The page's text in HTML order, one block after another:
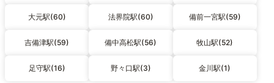
大元駅(60) 法界院駅(60) 備前一宮駅(59)
吉備津駅(59) 備中高松駅(56) 牧山駅(52)
足守駅(16) 野々口駅(3) 金川駅(1)